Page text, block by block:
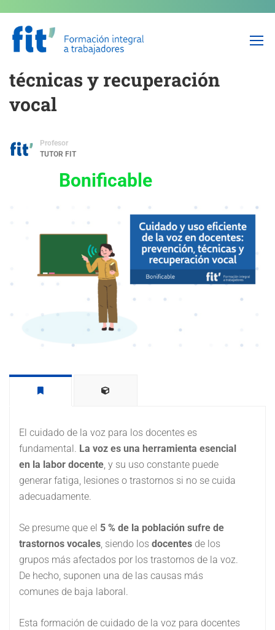
Cuidado y uso eficiente de la
voz en docentes: prevención,
técnicas y recuperación
vocal
Profesor
TUTOR FIT
Bonificable
El cuidado de la voz para los docentes es
fundamental. La voz es una herramienta esencial
en la labor docente, y su uso constante puede
generar fatiga, lesiones o trastornos si no se cuida
adecuadamente.
Se presume que el 5 % de la población sufre de
trastornos vocales, siendo los docentes de los
grupos más afectados por los trastornos de la voz.
De hecho, suponen una de las causas más
comunes de baja laboral.
Esta formación de cuidado de la voz para docentes